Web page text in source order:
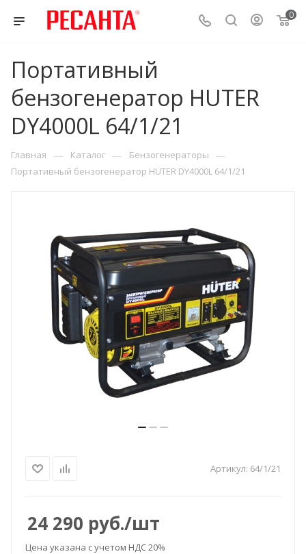
0
Портативный
бензогенератор HUTER
DY4000L 64/1/21
Главная — Каталог — Бензогенераторы —
Портативный бензогенератор HUTER DY4000L 64/1/21
Артикул: 64/1/21
24 290 руб./шт
Цена указана с учетом НДС 20%